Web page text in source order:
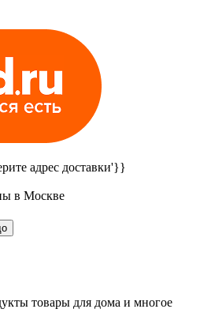
адрес доставки'}}
в Москве
товары для дома и многое